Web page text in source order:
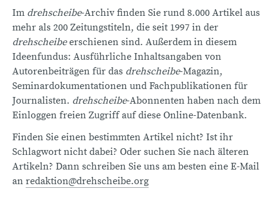
Im drehscheibe-Archiv finden Sie rund 8.000 Artikel aus
mehr als 200 Zeitungstiteln, die seit 1997 in der
drehscheibeerschienen sind. Außerdem in diesem
Ideenfundus: Ausführliche Inhaltsangaben von
Autorenbeiträgen für das drehscheibe-Magazin,
Seminardokumentationen und Fachpublikationen für
Journalisten. drehscheibe-Abonnenten haben nach dem
Einloggen freien Zugriff auf diese Online-Datenbank.
Finden Sie einen bestimmten Artikel nicht? Ist ihr
Schlagwort nicht dabei? Oder suchen Sie nach älteren
Artikeln? Dann schreiben Sie uns am besten eine E-Mail
an redaktion@drehscheibe.org